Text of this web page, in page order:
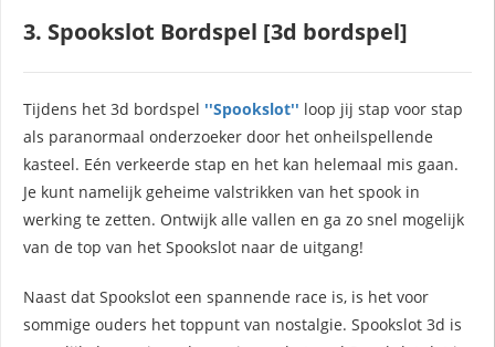
3. Spookslot Bordspel [3d bordspel]
Tijdens het 3d bordspel ''Spookslot'' loop jij stap voor stap
als paranormaal onderzoeker door het onheilspellende
kasteel. Eén verkeerde stap en het kan helemaal mis gaan.
Je kunt namelijk geheime valstrikken van het spook in
werking te zetten. Ontwijk alle vallen en ga zo snel mogelijk
van de top van het Spookslot naar de uitgang!
Naast dat Spookslot een spannende race is, is het voor
sommige ouders het toppunt van nostalgie. Spookslot 3d is